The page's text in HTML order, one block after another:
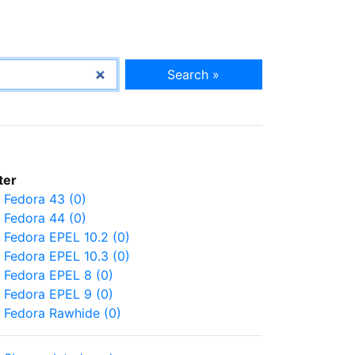
Search »
Fedora 43 (0)
Fedora 44 (0)
Fedora EPEL 10.2 (0)
Fedora EPEL 10.3 (0)
Fedora EPEL 8 (0)
Fedora EPEL 9 (0)
Fedora Rawhide (0)